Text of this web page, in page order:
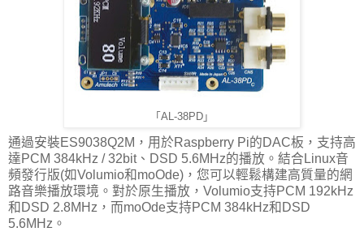
「AL-38PD」
通過安裝ES9038Q2M，用於Raspberry Pi的DAC板，支持高
達PCM 384kHz / 32bit、DSD 5.6MHz的播放。結合Linux音
頻發行版(如Volumio和moOde)，您可以輕鬆構建高質量的網
路音樂播放環境。對於原生播放，Volumio支持PCM 192kHz
和DSD 2.8MHz，而moOde支持PCM 384kHz和DSD
5.6MHz。